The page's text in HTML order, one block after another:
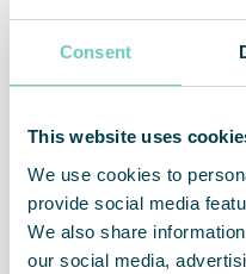
Consent
This website uses
We use cookies to
provide social media
We also share
our social media,
Robust og vandtæt